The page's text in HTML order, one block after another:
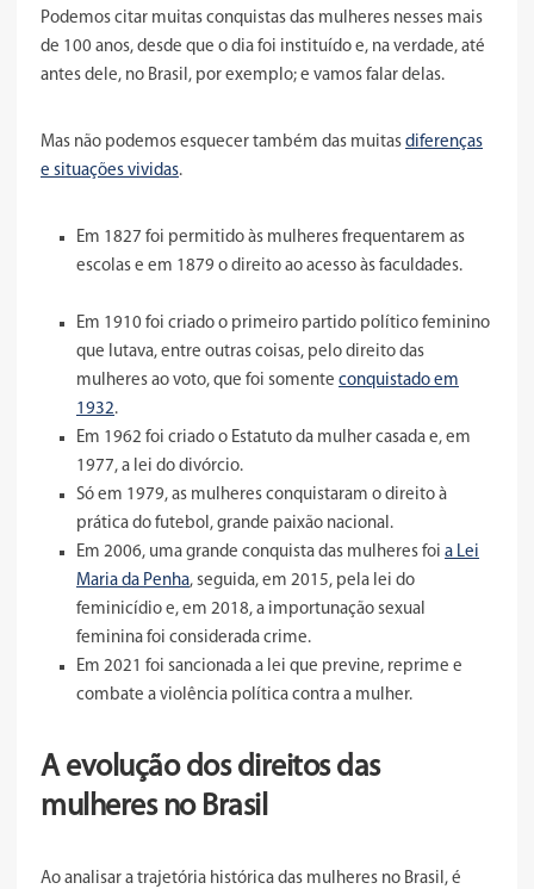
Podemos citar muitas conquistas das mulheres nesses mais
de 100 anos, desde que o dia foi instituído e, na verdade, até
antes dele, no Brasil, por exemplo; e vamos falar delas.
Mas não podemos esquecer também das muitas diferenças
e situações vividas.
Em 1827 foi permitido às mulheres frequentarem as
escolas e em 1879 o direito ao acesso às faculdades.
Em 1910 foi criado o primeiro partido político feminino
que lutava, entre outras coisas, pelo direito das
mulheres ao voto, que foi somente conquistado em
1932.
Em 1962 foi criado o Estatuto da mulher casada e, em
1977, a lei do divórcio.
Só em 1979, as mulheres conquistaram o direito à
prática do futebol, grande paixão nacional.
Em 2006, uma grande conquista das mulheres foi a Lei
Maria da Penha, seguida, em 2015, pela lei do
feminicídio e, em 2018, a importunação sexual
feminina foi considerada crime.
Em 2021 foi sancionada a lei que previne, reprime e
combate a violência política contra a mulher.
A evolução dos direitos das
mulheres no Brasil
Ao analisar a trajetória histórica das mulheres no Brasil, é